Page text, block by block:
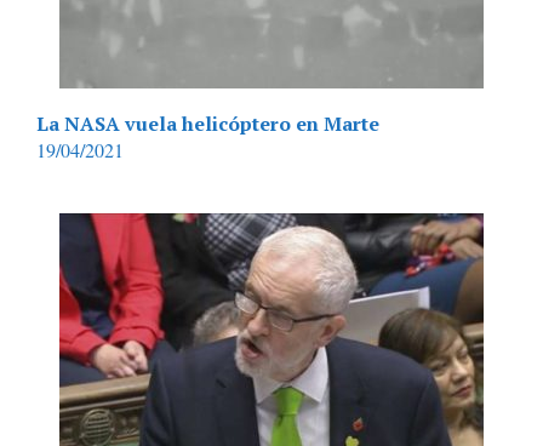
La NASA vuela helicóptero en Marte
19/04/2021